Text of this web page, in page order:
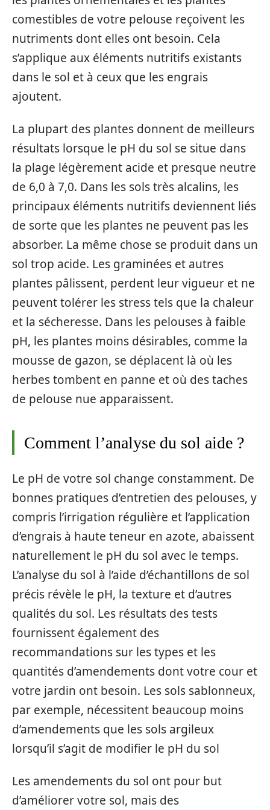
comestibles de votre pelouse reçoivent les
nutriments dont elles ont besoin. Cela
s’applique aux éléments nutritifs existants
dans le sol et à ceux que les engrais
ajoutent.
La plupart des plantes donnent de meilleurs
résultats lorsque le pH du sol se situe dans
la plage légèrement acide et presque neutre
de 6,0 à 7,0. Dans les sols très alcalins, les
principaux éléments nutritifs deviennent liés
de sorte que les plantes ne peuvent pas les
absorber. La même chose se produit dans un
sol trop acide. Les graminées et autres
plantes pâlissent, perdent leur vigueur et ne
peuvent tolérer les stress tels que la chaleur
et la sécheresse. Dans les pelouses à faible
pH, les plantes moins désirables, comme la
mousse de gazon, se déplacent là où les
herbes tombent en panne et où des taches
de pelouse nue apparaissent.
Comment l’analyse du sol aide ?
Le pH de votre sol change constamment. De
bonnes pratiques d’entretien des pelouses, y
compris l’irrigation régulière et l’application
d’engrais à haute teneur en azote, abaissent
naturellement le pH du sol avec le temps.
L’analyse du sol à l’aide d’échantillons de sol
précis révèle le pH, la texture et d’autres
qualités du sol. Les résultats des tests
fournissent également des
recommandations sur les types et les
quantités d’amendements dont votre cour et
votre jardin ont besoin. Les sols sablonneux,
par exemple, nécessitent beaucoup moins
d’amendements que les sols argileux
lorsqu’il s’agit de modifier le pH du sol
Les amendements du sol ont pour but
d’améliorer votre sol, mais des